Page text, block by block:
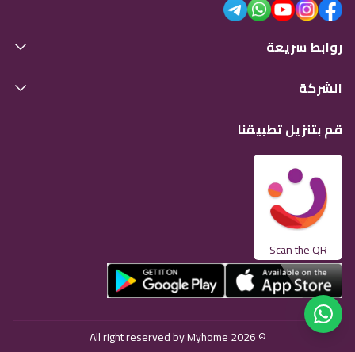
روابط سريعة
الشركة
قم بتنزيل تطبيقنا
Scan the QR
© 2026 All right reserved by Myhome